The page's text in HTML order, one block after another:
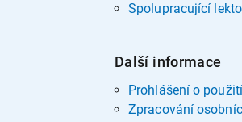
Spolupracující
Další informace
Prohlášení o
Zpracování